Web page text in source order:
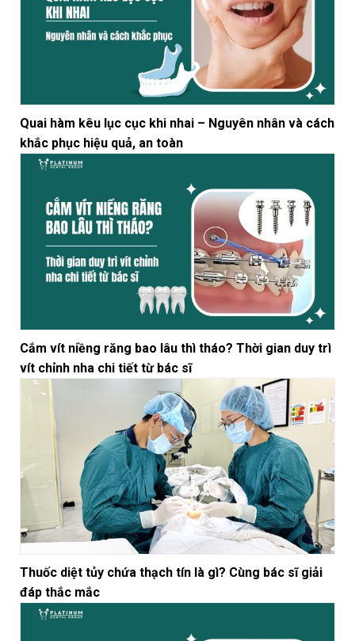
Quai hàm kêu lục cục khi nhai – Nguyên nhân và cách
khắc phục hiệu quả, an toàn
Cắm vít niềng răng bao lâu thì tháo? Thời gian duy trì
vít chỉnh nha chi tiết từ bác sĩ
Thuốc diệt tủy chứa thạch tín là gì? Cùng bác sĩ giải
đáp thắc mắc